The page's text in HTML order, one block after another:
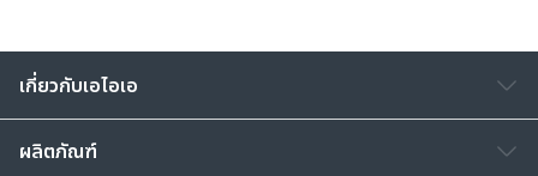
เกี่ยวกับเอไอเอ
ผลิตภัณฑ์